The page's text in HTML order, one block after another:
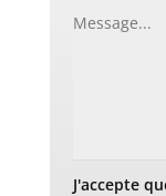
J'accepte